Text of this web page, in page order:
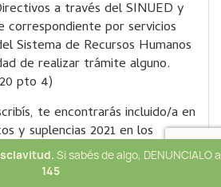
a través del SINUED y
correspondiente por servicios
Sistema de Recursos Humanos
de realizar trámite alguno.
pto 4)
te encontrarás incluido/a en
y suplencias 2021 en los
Y PCE que figuras en los
Si sabés de algo, DENUNCIALO
145